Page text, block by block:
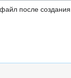
после создания